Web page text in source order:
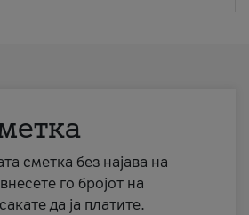
сметка без најава на
го бројот на
да ја платите.